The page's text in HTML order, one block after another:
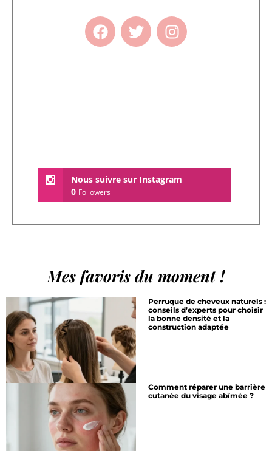
Nous suivre sur Instagram
0 Followers
Mes favoris du moment !
Perruque de cheveux naturels :
conseils d’experts pour choisir
la bonne densité et la
construction adaptée
Comment réparer une barrière
cutanée du visage abîmée ?